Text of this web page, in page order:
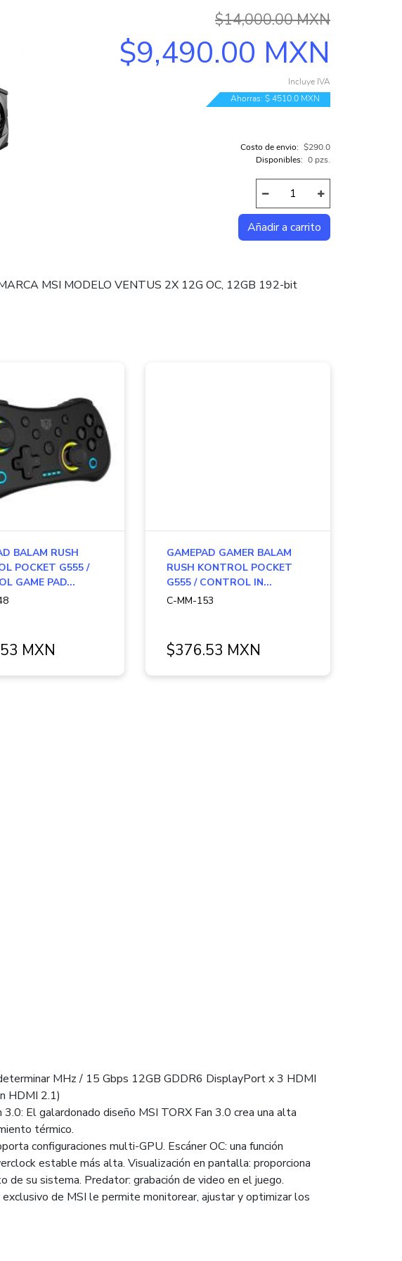
COMPUTADORAS INTEL
COMPUTADORAS AMD
$14,000.00 MXN
$9,490.00 MXN
Incluye IVA
Ahorras: $ 4510.0 MXN
Costo de envio: $290.0
Disponibles: 0 pzs.
MSI MODELO VENTUS 2X 12G OC, 12GB 192-bit
BALAM RUSH
POCKET G555 /
GAME PAD...
MXN
GAMEPAD GAMER BALAM
RUSH KONTROL POCKET
G555 / CONTROL IN...
C-MM-153
$376.53 MXN
MHz / 15 Gbps 12GB GDDR6 DisplayPort x 3 HDMI
HDMI 2.1)
El galardonado diseño MSI TORX Fan 3.0 crea una alta
térmico.
configuraciones multi-GPU. Escáner OC: una función
estable más alta. Visualización en pantalla: proporciona
de su sistema. Predator: grabación de video en el juego.
de MSI le permite monitorear, ajustar y optimizar los